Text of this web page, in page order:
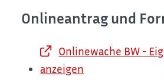
Onlineantrag und
Onlinewache BW -
anzeigen